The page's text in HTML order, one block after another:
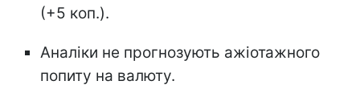
(+5 коп.).
Аналіки не прогнозують ажіотажного
попиту на валюту.